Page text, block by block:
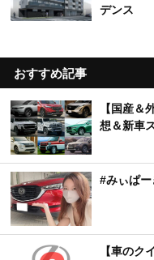
デンス
おすすめ記事
【国産＆
想＆新車
#みぃぱー
【車のク